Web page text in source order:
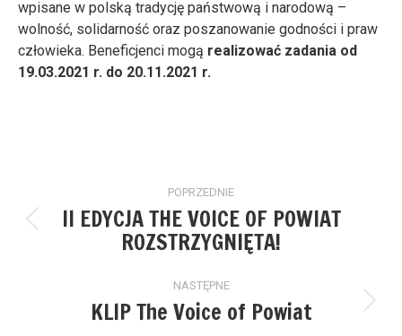
wpisane w polską tradycję państwową i narodową –
wolność, solidarność oraz poszanowanie godności i praw
człowieka. Beneficjenci mogą realizować zadania od
19.03.2021 r. do 20.11.2021 r.
wpisów
POPRZEDNIE
Poprzedni
wpis:
II EDYCJA THE VOICE OF POWIAT
ROZSTRZYGNIĘTA!
NASTĘPNE
Następny
KLIP The Voice of Powiat